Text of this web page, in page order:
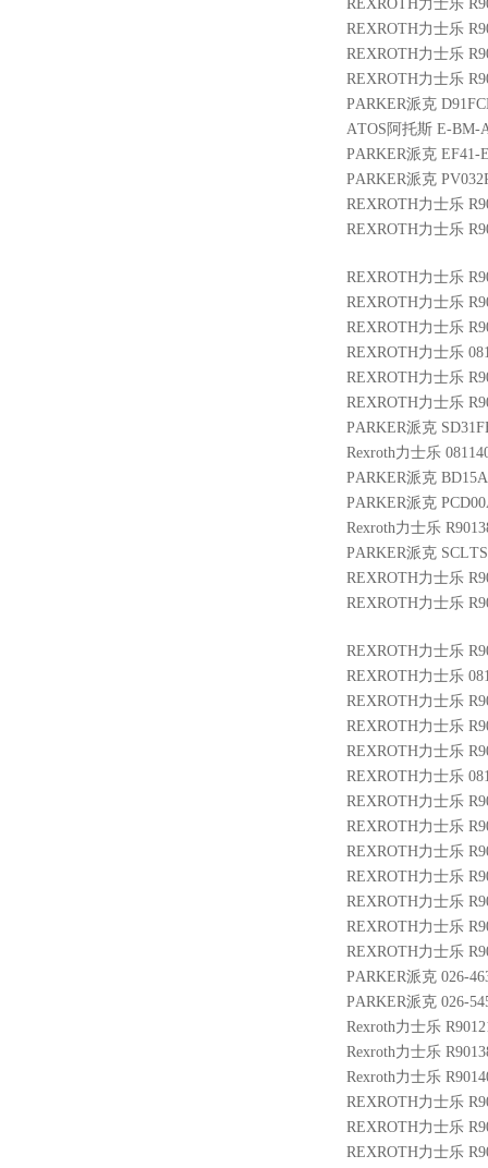
REXROTH力士乐
REXROTH力士乐
REXROTH力士乐
REXROTH力士乐
PARKER派克
ATOS阿托斯 E-BM-
PARKER派克
PARKER派克
REXROTH力士乐
REXROTH力士乐
REXROTH力士乐
REXROTH力士乐
REXROTH力士乐
REXROTH力士乐
REXROTH力士乐
REXROTH力士乐
PARKER派克
Rexroth力士乐
PARKER派克
PARKER派克
Rexroth力士乐
PARKER派克
REXROTH力士乐
REXROTH力士乐
REXROTH力士乐
REXROTH力士乐
REXROTH力士乐
REXROTH力士乐
REXROTH力士乐
REXROTH力士乐
REXROTH力士乐
REXROTH力士乐
REXROTH力士乐
REXROTH力士乐
REXROTH力士乐
REXROTH力士乐
REXROTH力士乐
PARKER派克 026-
PARKER派克 026-
Rexroth力士乐
Rexroth力士乐
Rexroth力士乐
REXROTH力士乐
REXROTH力士乐
REXROTH力士乐